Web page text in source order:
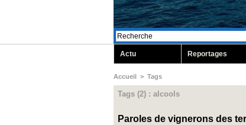
Actu Reportages
Accueil > Tags
Tags (2) : alcools
Paroles de vignerons des